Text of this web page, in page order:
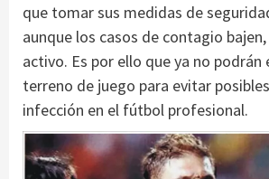
que tomar sus medidas de
aunque los casos de contagio
activo. Es por ello que ya no podrán
terreno de juego para evitar
infección en el fútbol profesional.